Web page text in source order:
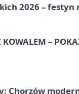
2026 – festyn
–
Chorzów